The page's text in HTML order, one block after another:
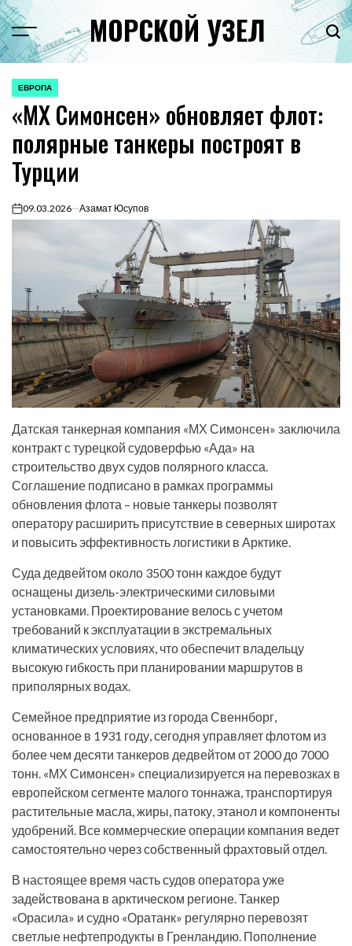
Перейти
к
содержимому
Menu МОРСКОЙ УЗЕЛ
ОПУБЛИКОВАНО
ЕВРОПА
«МХ Симонсен» обновляет флот:
полярные танкеры построят в
Турции
on09.03.2026 Азамат Юсупов
Датская танкерная компания «МХ Симонсен» заключила
контракт с турецкой судоверфью «Ада» на
строительство двух судов полярного класса.
Соглашение подписано в рамках программы
обновления флота – новые танкеры позволят
оператору расширить присутствие в северных широтах
и повысить эффективность логистики в Арктике.
Суда дедвейтом около 3500 тонн каждое будут
оснащены дизель-электрическими силовыми
установками. Проектирование велось с учетом
требований к эксплуатации в экстремальных
климатических условиях, что обеспечит владельцу
высокую гибкость при планировании маршрутов в
приполярных водах.
Семейное предприятие из города Свеннборг,
основанное в 1931 году, сегодня управляет флотом из
более чем десяти танкеров дедвейтом от 2000 до 7000
тонн. «МХ Симонсен» специализируется на перевозках в
европейском сегменте малого тоннажа, транспортируя
растительные масла, жиры, патоку, этанол и компоненты
удобрений. Все коммерческие операции компания ведет
самостоятельно через собственный фрахтовый отдел.
В настоящее время часть судов оператора уже
задействована в арктическом регионе. Танкер
«Орасила» и судно «Оратанк» регулярно перевозят
светлые нефтепродукты в Гренландию. Пополнение